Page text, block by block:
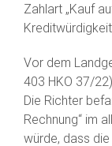
Zahlart „Kauf
Vor dem
403 HKO 37/
Die Richter
Rechnung“ im
würde, dass die